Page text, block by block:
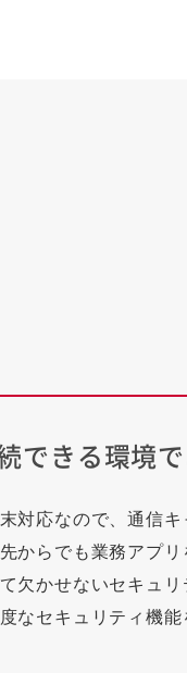
できる環境
対応なので、通信
からでも業務アプ
欠かせないセキュ
なセキュリティ機